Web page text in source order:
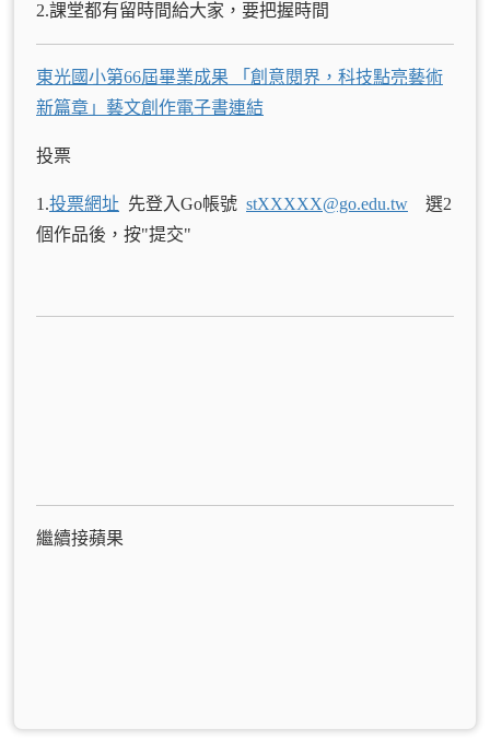
2.課堂都有留時間給大家，要把握時間
東光國小第66屆畢業成果 「創意閱界，科技點亮藝術
新篇章」藝文創作電子書連結
投票
1.投票網址 先登入Go帳號 stXXXXX@go.edu.tw 選2
個作品後，按"提交"
繼續接蘋果